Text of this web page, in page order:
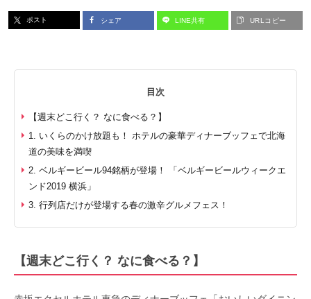
ポスト シェア LINE共有 URLコピー
目次
【週末どこ行く？ なに食べる？】
1. いくらのかけ放題も！ ホテルの豪華ディナーブッフェで北海
道の美味を満喫
2. ベルギービール94銘柄が登場！ 「ベルギービールウィークエ
ンド2019 横浜」
3. 行列店だけが登場する春の激辛グルメフェス！
【週末どこ行く？ なに食べる？】